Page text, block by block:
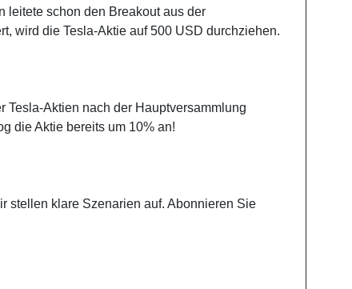
leitete schon den Breakout aus der
wird die Tesla-Aktie auf 500 USD durchziehen.
Tesla-Aktien nach der Hauptversammlung
die Aktie bereits um 10% an!
stellen klare Szenarien auf. Abonnieren Sie